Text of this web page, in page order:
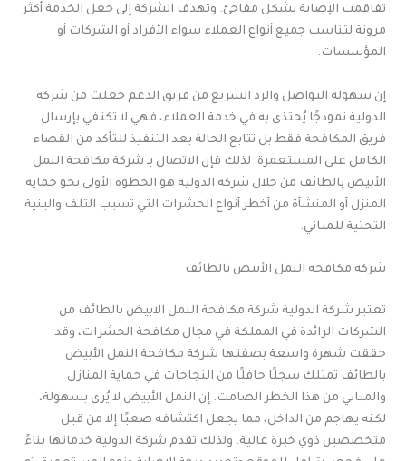
تفاقمت الإصابة بشكل مفاجئ. وتهدف الشركة إلى جعل الخدمة أكثر
مرونة لتناسب جميع أنواع العملاء سواء الأفراد أو الشركات أو
المؤسسات.
إن سهولة التواصل والرد السريع من فريق الدعم جعلت من شركة
الدولية نموذجًا يُحتذى به في خدمة العملاء، فهي لا تكتفي بإرسال
فريق المكافحة فقط بل تتابع الحالة بعد التنفيذ للتأكد من القضاء
الكامل على المستعمرة. لذلك فإن الاتصال بـ شركة مكافحة النمل
الأبيض بالطائف من خلال شركة الدولية هو الخطوة الأولى نحو حماية
المنزل أو المنشأة من أخطر أنواع الحشرات التي تسبب التلف والبنية
التحتية للمباني.
شركة مكافحة النمل الأبيض بالطائف
تعتبر شركة الدولية شركة مكافحة النمل الابيض بالطائف من
الشركات الرائدة في المملكة في مجال مكافحة الحشرات، وقد
حققت شهرة واسعة بصفتها شركة مكافحة النمل الأبيض
بالطائف تمتلك سجلًا حافلًا من النجاحات في حماية المنازل
والمباني من هذا الخطر الصامت. إن النمل الأبيض لا يُرى بسهولة،
لكنه يهاجم من الداخل، مما يجعل اكتشافه صعبًا إلا من قبل
متخصصين ذوي خبرة عالية. ولذلك تقدم شركة الدولية خدماتها بناءً